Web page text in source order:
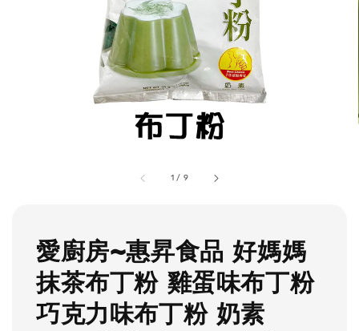
1 / 9
愛廚房~惠昇食品 好媽媽
抹茶布丁粉 雞蛋味布丁粉
巧克力味布丁粉 奶素